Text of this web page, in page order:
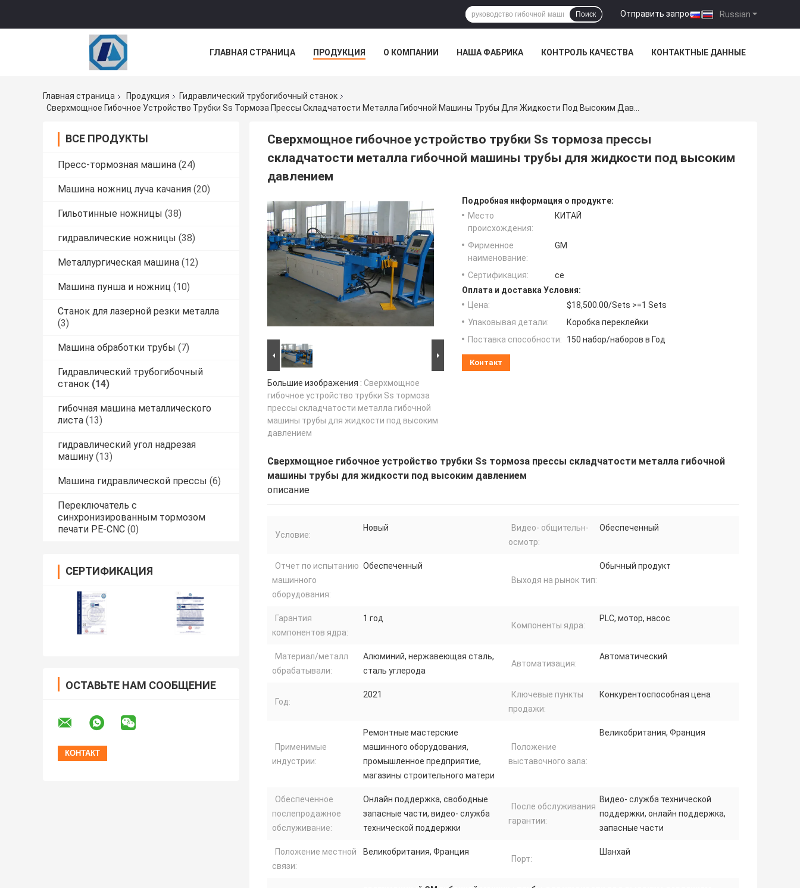
Russian
Отправить запрос |
Поиск
ГЛАВНАЯ СТРАНИЦА ПРОДУКЦИЯ О КОМПАНИИ НАША ФАБРИКА КОНТРОЛЬ КАЧЕСТВА КОНТАКТНЫЕ ДАННЫЕ
Главная страница
Продукция
Гидравлический трубогибочный станок
ВСЕ ПРОДУКТЫ
Пресс-тормозная машина (24)
Машина ножниц луча качания (20)
Гильотинные ножницы (38)
гидравлические ножницы (38)
Металлургическая машина (12)
Машина пунша и ножниц (10)
Станок для лазерной резки металла
(3)
Машина обработки трубы (7)
Гидравлический трубогибочный
станок (14)
гибочная машина металлического
листа (13)
гидравлический угол надрезая
машину (13)
Машина гидравлической прессы (6)
Переключатель с
синхронизированным тормозом
печати PE-CNC (0)
СЕРТИФИКАЦИЯ
ОСТАВЬТЕ НАМ СООБЩЕНИЕ
Сверхмощное гибочное устройство трубки Ss тормоза прессы
складчатости металла гибочной машины трубы для жидкости под высоким
давлением
Большие изображения : Сверхмощное
гибочное устройство трубки Ss тормоза
прессы складчатости металла гибочной
машины трубы для жидкости под высоким
давлением
Подробная информация о продукте:
Место
происхождения:
КИТАЙ
Фирменное
наименование:
GM
Сертификация:
ce
Оплата и доставка Условия:
Цена:
$18,500.00/Sets >=1 Sets
Упаковывая детали:
Коробка переклейки
Поставка способности:
150 набор/наборов в Год
Контакт
Сверхмощное гибочное устройство трубки Ss тормоза прессы складчатости металла гибочной
машины трубы для жидкости под высоким давлением
описание
Условие:
Новый
Видео- общительн-
осмотр:
Обеспеченный
Отчет по испытанию
машинного
оборудования:
Обеспеченный
Выходя на рынок тип:
Обычный продукт
Гарантия
компонентов ядра:
1 год
Компоненты ядра:
PLC, мотор, насос
Материал/металл
обрабатывали:
Алюминий, нержавеющая сталь,
сталь углерода
Автоматизация:
Автоматический
Год:
2021
Ключевые пункты
продажи:
Конкурентоспособная цена
Применимые
индустрии:
Ремонтные мастерские
машинного оборудования,
промышленное предприятие,
магазины строительного матери
Положение
выставочного зала:
Великобритания, Франция
Обеспеченное
послепродажное
обслуживание:
Онлайн поддержка, свободные
запасные части, видео- служба
технической поддержки
После обслуживания
гарантии:
Видео- служба технической
поддержки, онлайн поддержка,
запасные части
Положение местной
связи:
Великобритания, Франция
Порт:
Шанхай